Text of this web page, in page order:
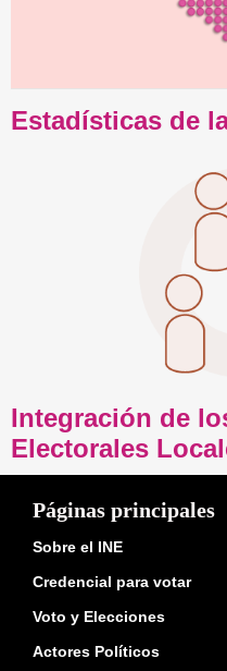
Estadísticas de
Integración de
Electorales
Páginas principales
Sobre el INE
Credencial para votar
Voto y Elecciones
Actores Políticos